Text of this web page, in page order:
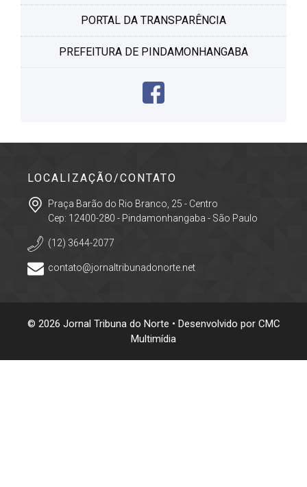
PORTAL DA TRANSPARÊNCIA
PREFEITURA DE PINDAMONHANGABA
LOCALIZAÇÃO/CONTATO
Praça Barão do Rio Branco, 25 - Centro
Cep: 12400-280 - Pindamonhangaba - São Paulo
(12) 3644-2077
contato@jornaltribunadonorte.net
© 2026 Jornal Tribuna do Norte • Desenvolvido por CMC
Multimídia